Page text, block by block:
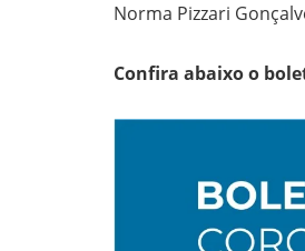
Norma Pizzari
Confira abaixo o